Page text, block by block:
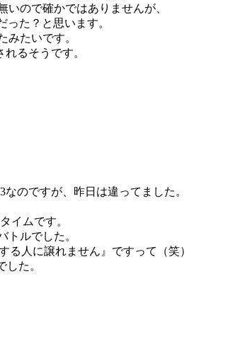
ので確かではありませんが、
った？と思います。
みたいです。
るそうです。
のですが、昨日は違ってました。
イムです。
トルでした。
人に譲れません』ですって（笑）
た。